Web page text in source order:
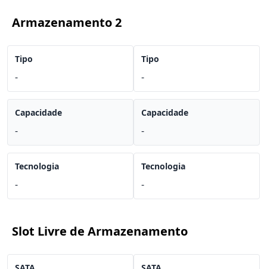
Armazenamento 2
Tipo
-
Capacidade
-
Tecnologia
-
Tipo
-
Capacidade
-
Tecnologia
-
Slot Livre de Armazenamento